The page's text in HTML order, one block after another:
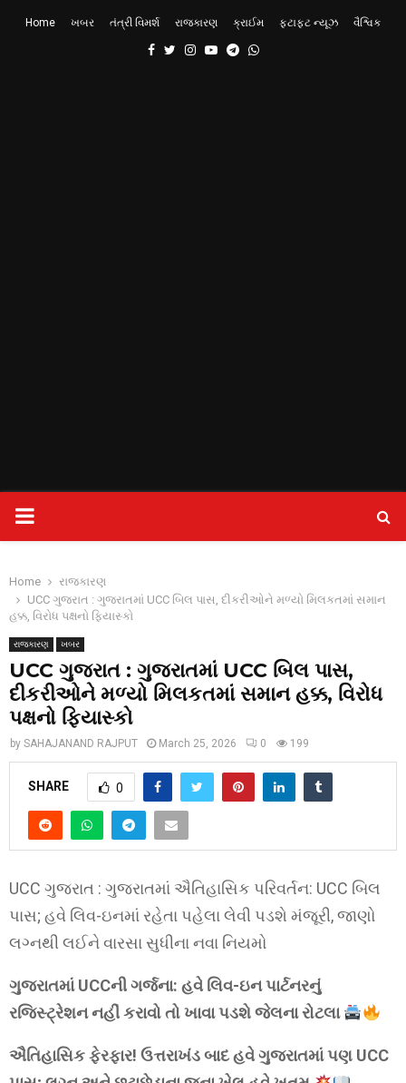
Home ખબર તંત્રી વિમર્શ રાજકારણ ક્રાઈમ ફટાફટ ન્યૂઝ વૈશ્વિક
Facebook
TwitterInstagram
YoutubeTelegram
Whatsapp
PRIMARY
Home
રાજકારણ
UCC ગુજરાત : ગુજરાતમાં UCC બિલ પાસ, દીકરીઓને મળ્યો મિલકતમાં સમાન
હક્ક, વિરોધ પક્ષનો ફિયાસ્કો
રાજકારણ ખબર
UCC ગુજરાત : ગુજરાતમાં UCC બિલ પાસ,
દીકરીઓને મળ્યો મિલકતમાં સમાન હક્ક, વિરોધ
પક્ષનો ફિયાસ્કો
by SAHAJANAND RAJPUT March 25, 2026 0 199
SHARE 0
UCC ગુજરાત : ગુજરાતમાં ઐતિહાસિક પરિવર્તન: UCC બિલ
પાસ; હવે લિવ-ઇનમાં રહેતા પહેલા લેવી પડશે મંજૂરી, જાણો
લગ્નથી લઈને વારસા સુધીના નવા નિયમો
ગુજરાતમાં UCCની ગર્જના: હવે લિવ-ઇન પાર્ટનરનું
રજિસ્ટ્રેશન નહીં કરાવો તો ખાવા પડશે જેલના રોટલા
ઐતિહાસિક ફેરફાર! ઉત્તરાખંડ બાદ હવે ગુજરાતમાં પણ UCC